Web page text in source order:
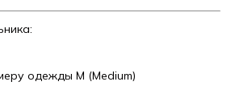
одежды М (Medium)